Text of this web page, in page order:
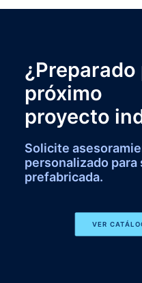
¿Preparado
próximo
proyecto
Solicite
personalizado
prefabricada.
VER